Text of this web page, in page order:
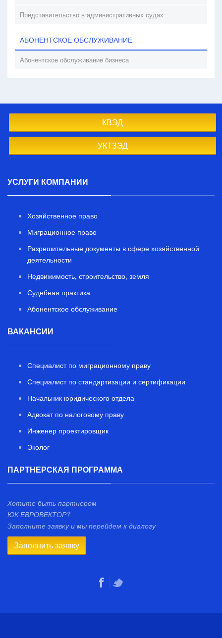
Представительство в административных судах
АБОНЕНТСКОЕ ОБСЛУЖИВАНИЕ
Абонентское обслуживание бизнеса
КВЭД
УКТЗЭД
УСЛУГИ КОМПАНИИ
Хозяйственное право
Миграционное право
Разрешительные документы в сфере хозяйственной
деятельности
Недвижимость, строительство, земля
Судебная практика
Абонентское обслуживание
ВАКАНСИИ
Специалист по миграционному праву
Специалист по стандартизации и сертификации
Начальник юридического отдела
Адвокат по налоговому праву
Инженер проектировщик
Эколог
ПАРТНЕРСКАЯ ПРОГРАММА
Хотите быть партнером
ЮК ЕВРОВЕКТОР?
Заполните заявку и мы перейдем к диалогу
Заполнить заявку